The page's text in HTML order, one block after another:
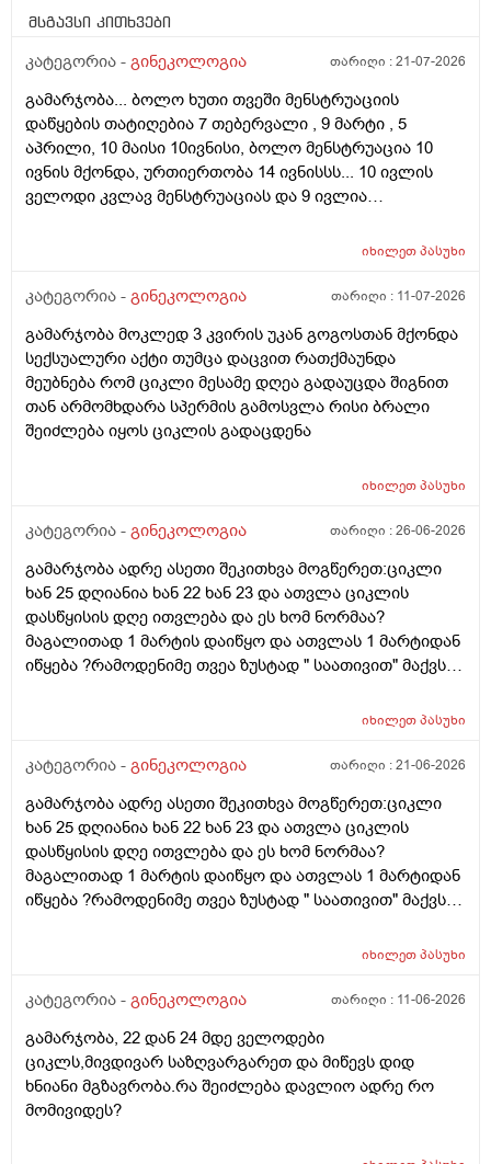
მსგავსი კითხვები
კატეგორია - გინეკოლოგია თარიღი :21-07-2026
გამარჯობა... ბოლო ხუთი თვეში მენსტრუაციის
დაწყების თატიღებია 7 თებერვალი , 9 მარტი , 5
აპრილი, 10 მაისი 10ივნისი, ბოლო მენსტრუაცია 10
ივნის მქონდა, ურთიერთობა 14 ივნისსს... 10 ივლის
ველოდი კვლავ მენსტრუაციას და 9 ივლია
მენსტრუაცია 10 დღეა გადამიცდს,,, ორსულობას არ
თვე გავიდა... 9 ივლის რო დავორსულებოდი როგორ
ტკივილის ხან არა, შარდვის შემდეგ ტკივილი და
შებერილობის შეგრძმება...ჩემით ორციპოლი და
ნოშპაც დავლიეე.... რა უნდა ვქნა
იხილეთპასუხი
კატეგორია - გინეკოლოგია თარიღი : 11-07-2026
გამარჯობა მოკლედ 3 კვირის უკან გოგოსთან მქონდა
სექსუალური აქტი თუმცა დაცვით რათქმაუნდა
მეუბნება რომ ციკლი მესამე დღეა გადაუცდა შიგნით
თან არმომხდარა სპერმის გამოსვლა რისი ბრალი
შეიძლება იყოს ციკლის გადაცდენა
იხილეთპასუხი
კატეგორია - გინეკოლოგია თარიღი :26-06-2026
გამარჯობა ადრე ასეთი შეკითხვა მოგწერეთ:ციკლი
ხან 25 დღიანია ხან 22 ხან 23 და ათვლა ციკლის
დასწყისის დღე ითვლება და ეს ხომ ნორმაა?
მაგალითად 1 მარტის დაიწყო და ათვლას 1 მარტიდან
იწყება ?რამოდენიმე თვეა ზუსტად " საათივით" მაქვს
მეშინია კიდევ ხომ არ ჩამოიწევს? მინდა რომ 25 ან
განმავლობაში ? შესაძლოა ისევ 23 ან 25 დღიანი
რამეა.ზოგადად წლებია აუტოიმონური თირეოდიტი
მაქვს.ხშირად მაქვს სანერვიულო.რითი შეიძლება
უნდაცკვების სახით რომ ვმართო ციკლის დღეები?
პასუხიც მივიღე და არა, ყველაფერი ჩვეულებრივადაა
არც ჭარბი სისხლდება არ არის.ადრე რომ 7 დღემდე
მითხარით რომ შეიმოწმეთო ტიესეიჩი და კიდევ სხვა
ასაკი 40
იხილეთპასუხი
კატეგორია - გინეკოლოგია თარიღი :21-06-2026
გამარჯობა ადრე ასეთი შეკითხვა მოგწერეთ:ციკლი
ხან 25 დღიანია ხან 22 ხან 23 და ათვლა ციკლის
დასწყისის დღე ითვლება და ეს ხომ ნორმაა?
მაგალითად 1 მარტის დაიწყო და ათვლას 1 მარტიდან
იწყება ?რამოდენიმე თვეა ზუსტად " საათივით" მაქვს
მეშინია კიდევ ხომ არ ჩამოიწევს? მინდა რომ 25 ან
განმავლობაში ? შესაძლოა ისევ 23 ან 25 დღიანი
რამეა.ზოგადად წლებია აუტოიმონური თირეოდიტი
მაქვს.ხშირად მაქვს სანერვიულო.რითი შეიძლება
უნდაცკვების სახით რომ ვმართო ციკლის დღეები?
იხილეთპასუხი
კატეგორია - გინეკოლოგია თარიღი : 11-06-2026
გამარჯობა, 22 დან 24 მდე ველოდები
ციკლს,მივდივარ საზღვარგარეთ და მიწევს დიდ
ხნიანი მგზავრობა.რა შეიძლება დავლიო ადრე რო
მომივიდეს?